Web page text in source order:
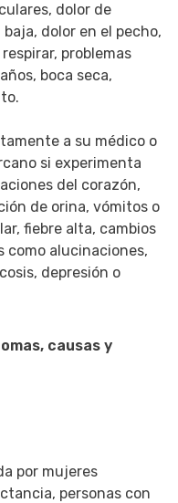
dolor de
dolor en el pecho,
problemas
boca seca,
a su médico o
si experimenta
del corazón,
de orina, vómitos o
fiebre alta, cambios
como alucinaciones,
depresión o
causas y
por mujeres
personas con